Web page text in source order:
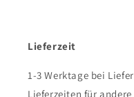
Lieferzeit
1-3 Werktage bei
Lieferzeiten für